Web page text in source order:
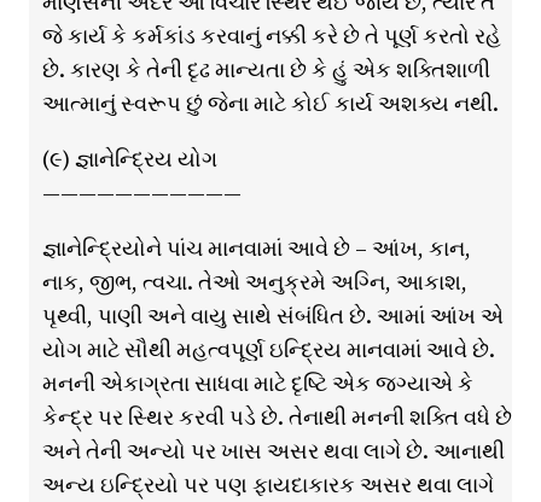
જે કાર્ય કે કર્મકાંડ કરવાનું નક્કી કરે છે તે પૂર્ણ કરતો રહે
છે. કારણ કે તેની દૃઢ માન્યતા છે કે હું એક શક્તિશાળી
આત્માનું સ્વરૂપ છું જેના માટે કોઈ કાર્ય અશક્ય નથી.
(૯) જ્ઞાનેન્દ્રિય યોગ
———————————
જ્ઞાનેન્દ્રિયોને પાંચ માનવામાં આવે છે – આંખ, કાન,
નાક, જીભ, ત્વચા. તેઓ અનુક્રમે અગ્નિ, આકાશ,
પૃથ્વી, પાણી અને વાયુ સાથે સંબંધિત છે. આમાં આંખ એ
યોગ માટે સૌથી મહત્વપૂર્ણ ઇન્દ્રિય માનવામાં આવે છે.
મનની એકાગ્રતા સાધવા માટે દૃષ્ટિ એક જગ્યાએ કે
કેન્દ્ર પર સ્થિર કરવી પડે છે. તેનાથી મનની શક્તિ વધે છે
અને તેની અન્યો પર ખાસ અસર થવા લાગે છે. આનાથી
અન્ય ઇન્દ્રિયો પર પણ ફાયદાકારક અસર થવા લાગે